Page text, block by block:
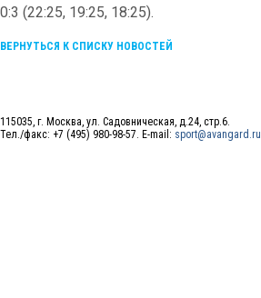
0:3 (22:25, 19:25, 18:25).
ВЕРНУТЬСЯ К СПИСКУ НОВОСТЕЙ
115035, г. Москва, ул. Садовническая, д.24, стр.6.
Тел./факс: +7 (495) 980-98-57. E-mail: sport@avangard.ru